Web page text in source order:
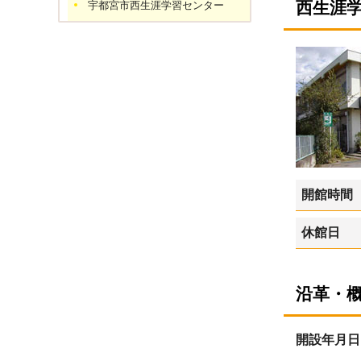
西生涯
開館時間
休館日
沿革・
開設年月日
宇都宮市西生涯学習センター